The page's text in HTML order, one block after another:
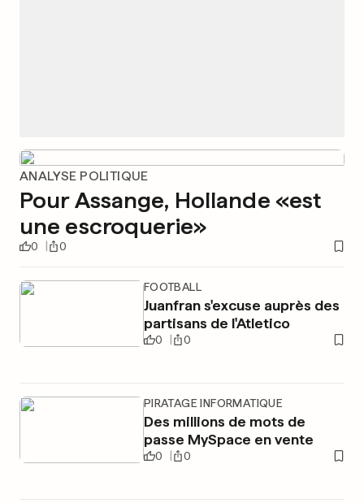
ANALYSE POLITIQUE
Pour Assange, Hollande «est
une escroquerie»
0 0
FOOTBALL
Juanfran s'excuse auprès des
partisans de l'Atletico
0 0
PIRATAGE INFORMATIQUE
Des millions de mots de
passe MySpace en vente
0 0